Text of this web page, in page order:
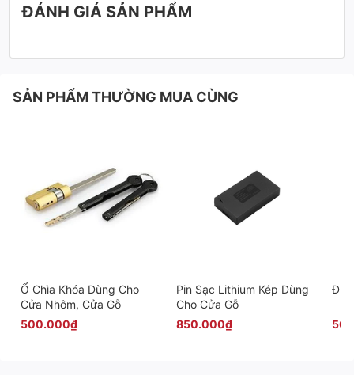
ĐÁNH GIÁ SẢN PHẨM
SẢN PHẨM THƯỜNG MUA CÙNG
Ổ Chìa Khóa Dùng Cho
Cửa Nhôm, Cửa Gỗ
500.000₫
Pin Sạc Lithium Kép Dùng
Cho Cửa Gỗ
850.000₫